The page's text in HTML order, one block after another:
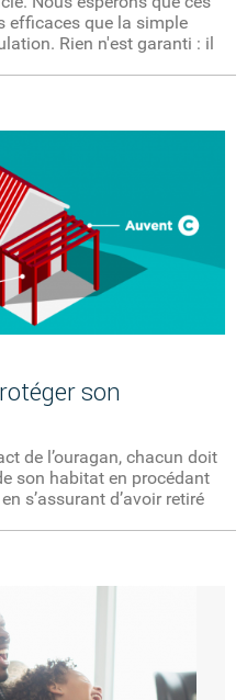
efficaces que la simple
Rien n'est garanti : il
son
de l’ouragan, chacun doit
son habitat en procédant
s’assurant d’avoir retiré